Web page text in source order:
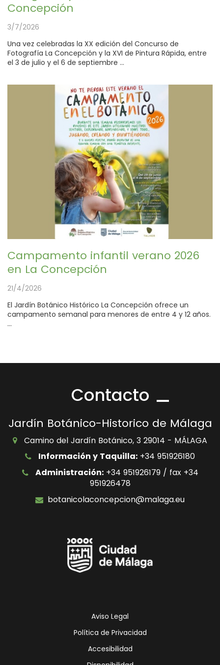
Concepción
3/7/2026
Una vez celebradas la XX edición del Concurso de
Fotografía La Concepción y la XVI de Pintura Rápida, entre
el 3 de julio y el 6 de septiembre ...
Campamento infantil verano 2026
en La Concepción
21/4/2026
El Jardín Botánico Histórico La Concepción ofrece un
campamento semanal para menores de entre 4 y 12 años.
...
Contacto
Jardín Botánico-Historico de Málaga
Camino del Jardín Botánico, 3 29014 - MÁLAGA
Información y Taquilla: +34 951926180
Administración:+34 951926179 / fax +34
951926478
botanicolaconcepcion@malaga.eu
de
facebook
twitter
Instagram
Otras
Redes
Sociales
Aviso Legal
Política de Privacidad
Accesibilidad